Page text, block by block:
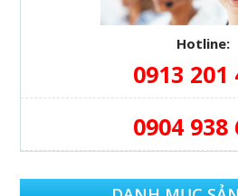
Hotline:
0913 201
0904 938